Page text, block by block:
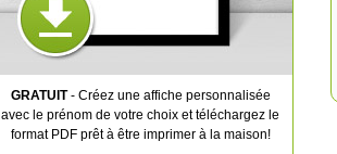
GRATUIT- Créez une affiche personnalisée
avec le prénom de votre choix et téléchargez le
format PDF prêt à être imprimer à la maison!